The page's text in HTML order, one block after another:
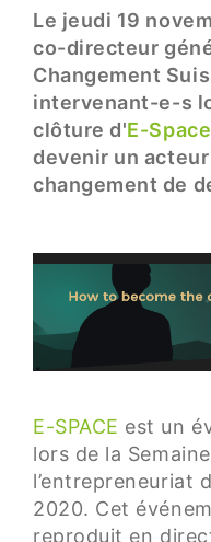
Le jeudi 19
co-directeur
Changement
intervenant-e-s
clôture d'E-Space
devenir un
changement de
E-SPACE est un
lors de la
l’entrepreneuriat
2020. Cet
reproduit en